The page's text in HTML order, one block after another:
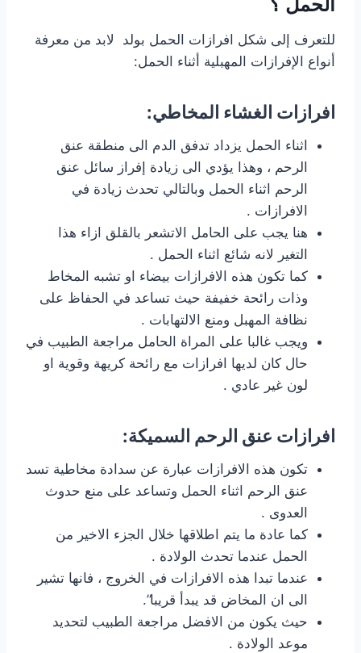
للتعرف إلى شكل افرازات الحمل بولد لابد من معرفة
أنواع الإفرازات المهبلية أثناء الحمل:
افرازات الغشاء المخاطي:
اثناء الحمل يزداد تدفق الدم الى منطقة عنق
الرحم ، وهذا يؤدي الى زيادة إفراز سائل عنق
الرحم اثناء الحمل وبالتالي تحدث زيادة في
الافرازات .
هنا يجب على الحامل الاتشعر بالقلق ازاء هذا
التغير لانه شائع اثناء الحمل .
كما تكون هذه الافرازات بيضاء او تشبه المخاط
وذات رائحة خفيفة حيث تساعد في الحفاظ على
نظافة المهبل ومنع الالتهابات .
ويجب غالبا على المراة الحامل مراجعة الطبيب في
حال كان لديها افرازات مع رائحة كريهة وقوية او
لون غير عادي .
افرازات عنق الرحم السميكة:
تكون هذه الافرازات عبارة عن سدادة مخاطية تسد
عنق الرحم اثناء الحمل وتساعد على منع حدوث
العدوى .
كما عادة ما يتم اطلاقها خلال الجزء الاخير من
الحمل عندما تحدث الولادة .
عندما تبدا هذه الافرازات في الخروج ، فانها تشير
الى ان المخاض قد يبدأ قريبا”.
حيث يكون من الافضل مراجعة الطبيب لتحديد
موعد الولادة .